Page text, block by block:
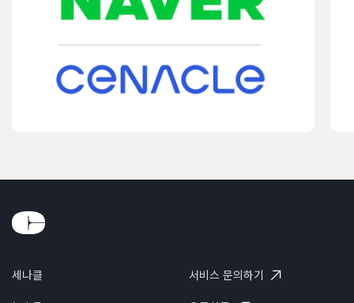
세나클 서비스 문의하기